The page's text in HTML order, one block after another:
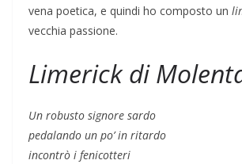
vena poetica, e quindi ho composto un
vecchia passione.
Limerick di
Un robusto signore sardo
pedalando un po’ in ritardo
incontrò i fenicotteri